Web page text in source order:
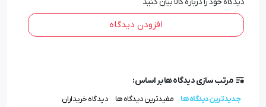
افزودن دیدگاه
مرتب سازی دیدگاه ها بر اساس:
جدیدترین دیدگاه ها مفیدترین دیدگاه ها دیدگاه خریداران